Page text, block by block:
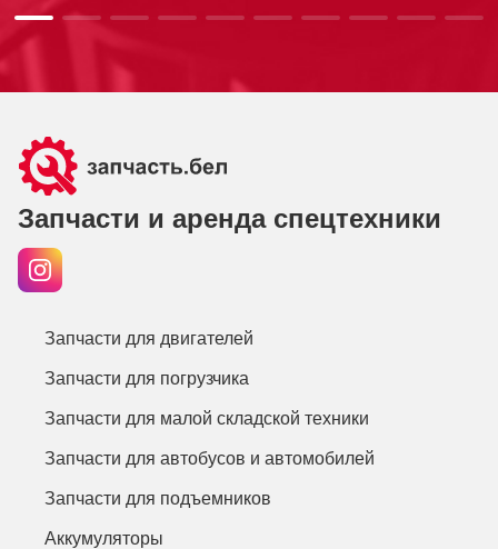
Запчасти и аренда спецтехники
Запчасти для двигателей
Запчасти для погрузчика
Запчасти для малой складской техники
Запчасти для автобусов и автомобилей
Запчасти для подъемников
Аккумуляторы